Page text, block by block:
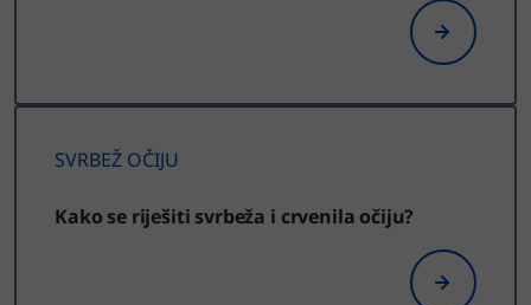
SVRBEŽ OČIJU
Kako se riješiti svrbeža i crvenila očiju?